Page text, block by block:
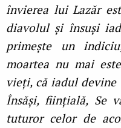
învierea lui Lazăr
diavolul și însuși
primește un
moartea nu mai
vieți, că iadul
Însăși, ființială, Se
tuturor celor de